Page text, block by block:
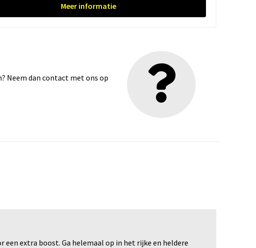
Meer informatie
Neem dan contact met ons op
een extra boost. Ga helemaal op in het rijke en heldere